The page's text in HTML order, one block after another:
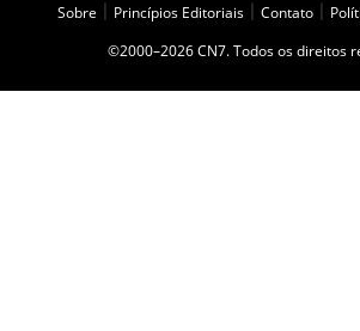
Sobre Princípios Editoriais Contato
©2000–2026 CN7. Todos os direitos